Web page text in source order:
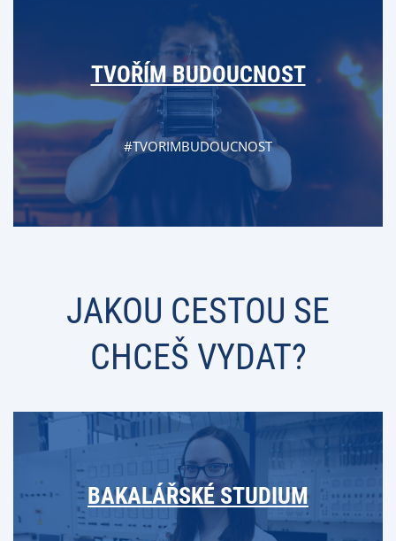
TVOŘÍM BUDOUCNOST
#TVORIMBUDOUCNOST
JAKOU CESTOU SE
CHCEŠ VYDAT?
BAKALÁŘSKÉ STUDIUM